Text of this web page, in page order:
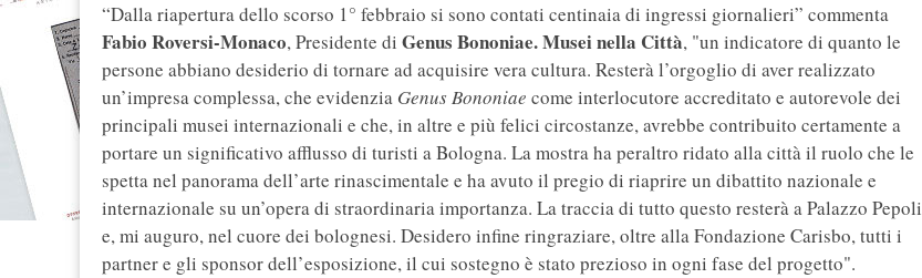
“Dalla riapertura dello scorso 1° febbraio si sono contati centinaia di ingressi giornalieri” commenta
Fabio Roversi-Monaco, Presidente di Genus Bononiae. Musei nella Città, "un indicatore di quanto le
persone abbiano desiderio di tornare ad acquisire vera cultura. Resterà l’orgoglio di aver realizzato
un’impresa complessa, che evidenzia Genus Bononiae come interlocutore accreditato e autorevole dei
principali musei internazionali e che, in altre e più felici circostanze, avrebbe contribuito certamente a
portare un significativo afflusso di turisti a Bologna. La mostra ha peraltro ridato alla città il ruolo che le
spetta nel panorama dell’arte rinascimentale e ha avuto il pregio di riaprire un dibattito nazionale e
internazionale su un’opera di straordinaria importanza. La traccia di tutto questo resterà a Palazzo Pepoli
e, mi auguro, nel cuore dei bolognesi. Desidero infine ringraziare, oltre alla Fondazione Carisbo, tutti i
partner e gli sponsor dell’esposizione, il cui sostegno è stato prezioso in ogni fase del progetto".